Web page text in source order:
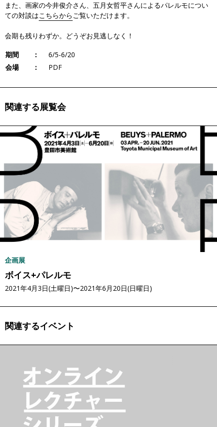
また、画家の今井俊介さん、五月女哲平さんによるパレルモについ
ての対談はこちらからご覧いただけます。
会期も残りわずか。どうぞお見逃しなく！
期間 ：
6/5-6/20
会場 ：
PDF
関連する展覧会
企画展
ボイス+パレルモ
2021年4月3日(土曜日)〜2021年6月20日(日曜日)
関連するイベント